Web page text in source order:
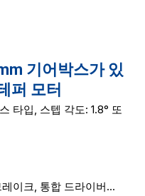
기어박스가 있
퍼 모터
타입, 스텝 각도: 1.8° 또
이크, 통합 드라이버...